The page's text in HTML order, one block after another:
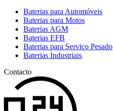
Baterias para Automóveis
Baterias para Motos
Baterias AGM
Baterias EFB
Baterias para Serviço Pesado
Baterias Industriais
Contacto